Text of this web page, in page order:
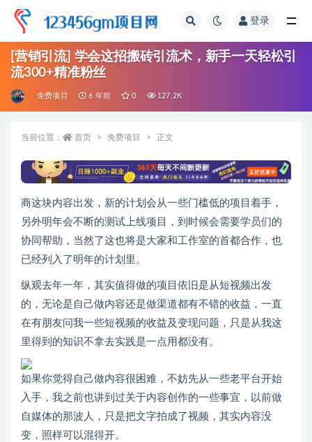
登录
[营销引流] 学会这招搬砖引流术，新手一天轻松引
流300+精准粉丝
免费项目 6 年前 0 127.2K
当前位置： 首页 免费项目 正文
商这块内容出发，新的计划会从一些门槛低的项目着手，
另外明年会不断的测试上线项目，到时候会需要学员们的
协同帮助，当然了这也将是大家和工作室的首都合作，也
已经列入了明年的计划里。
纵观去年一年，其实值得做的项目依旧是从短视频出发
的，无论是自己做内容还是做渠道都有不错的收益，一直
在有朋友问我一些短视频的收益及变现问题，只是从我这
里得到的知识不拿去实践是一点用都没有。
如果你觉得自己做内容很困难，不妨先从一些老平台开始
入手，我之前也讲到过关于内容创作的一些事宜，以前做
自媒体的那波人，只是把文字拍成了视频，其实内容没
变，照样可以混得开。